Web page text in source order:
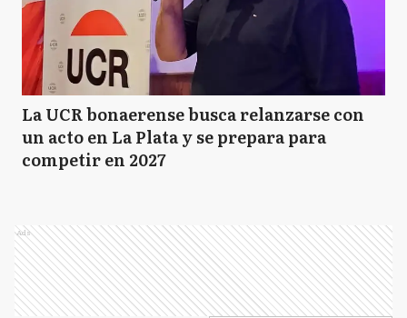
La UCR bonaerense busca relanzarse con
un acto en La Plata y se prepara para
competir en 2027
Ads